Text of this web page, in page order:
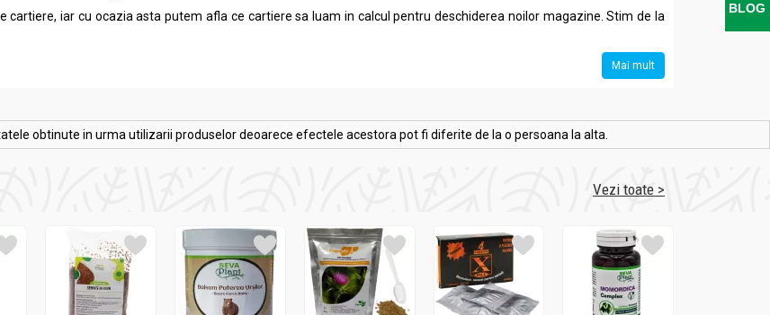
iar cu ocazia asta putem afla ce cartiere sa luam in calcul pentru deschiderea noilor magazine. Stim de la
Mai mult
obtinute in urma utilizarii produselor deoarece efectele acestora pot fi diferite de la o persoana la alta.
Vezi toate >
BLOG